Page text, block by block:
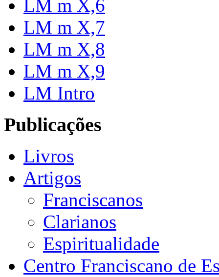
LM m X,6
LM m X,7
LM m X,8
LM m X,9
LM Intro
Publicações
Livros
Artigos
Franciscanos
Clarianos
Espiritualidade
Centro Franciscano de